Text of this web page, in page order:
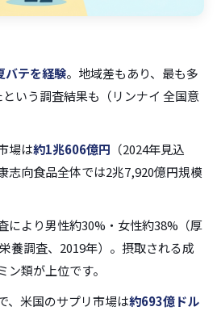
バテを経験。地域差もあり、最も多
いう調査結果も（リンナイ 全国意
場は約1兆606億円 （2024年見込
志向食品全体では2兆7,920億円規模
により男性約30%・女性約38%（厚
養調査、2019年）。摂取される成
類が上位です。
、米国のサプリ市場は約693億ドル